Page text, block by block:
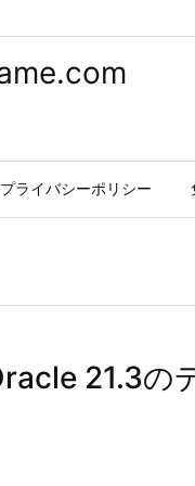
プライバシーポリシー
21.3の